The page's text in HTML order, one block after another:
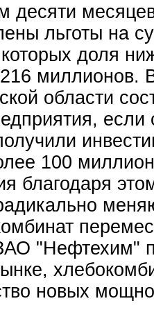
десяти
льготы на
доля
миллионов.
области
если
100
благодаря
"Нефтехим"
новых